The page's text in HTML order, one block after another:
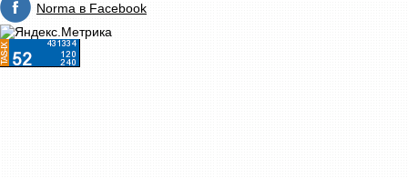
Norma в Facebook